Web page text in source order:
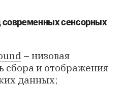
современных сенсорных
– низовая
сбора и отображения
данных;